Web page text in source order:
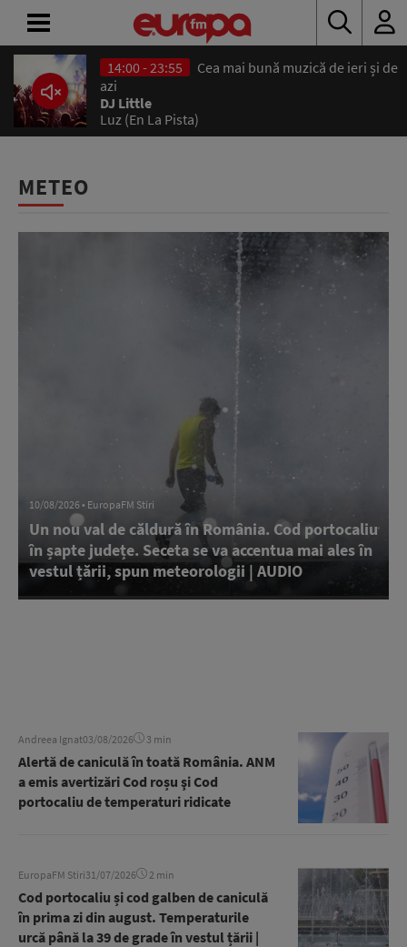
14:00 - 23:55
Cea mai bună muzică de ieri și de
azi
DJ Little
Luz (En La Pista)
METEO
10/08/2026 • EuropaFM Stiri
Un nou val de căldură în România. Cod portocaliu
în șapte județe. Seceta se va accentua mai ales în
vestul țării, spun meteorologii | AUDIO
Andreea Ignat03/08/2026 3 min
Alertă de caniculă în toată România. ANM
a emis avertizări Cod roșu şi Cod
portocaliu de temperaturi ridicate
EuropaFM Stiri31/07/2026 2 min
Cod portocaliu și cod galben de caniculă
în prima zi din august. Temperaturile
urcă până la 39 de grade în vestul țării |
ACASĂ
ȘTIRI